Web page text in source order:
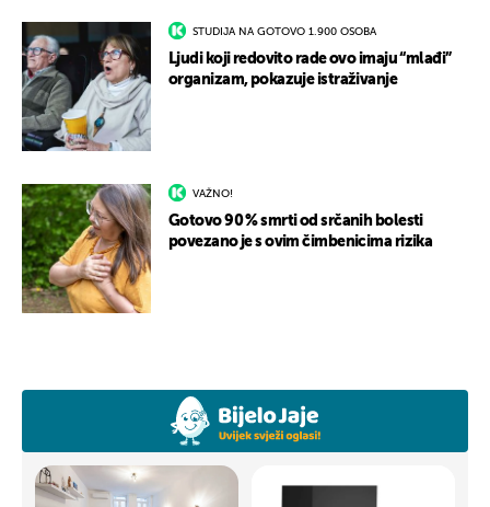
STUDIJA NA GOTOVO 1.900 OSOBA
Ljudi koji redovito rade ovo imaju “mlađi”
organizam, pokazuje istraživanje
VAŽNO!
Gotovo 90 % smrti od srčanih bolesti
povezano je s ovim čimbenicima rizika